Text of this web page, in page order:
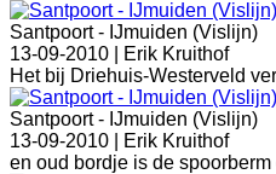
Santpoort - IJmuiden (Vislijn)
13-09-2010 |
Erik Kruithof
Het bij Driehuis-Westerveld
Santpoort - IJmuiden (Vislijn)
13-09-2010 |
Erik Kruithof
en oud bordje is de